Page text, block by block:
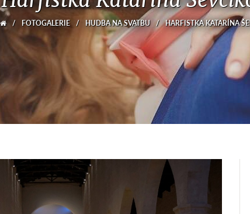
/ FOTOGALERIE / HUDBA NA SVATBU / HARFISTKA KATARÍNA